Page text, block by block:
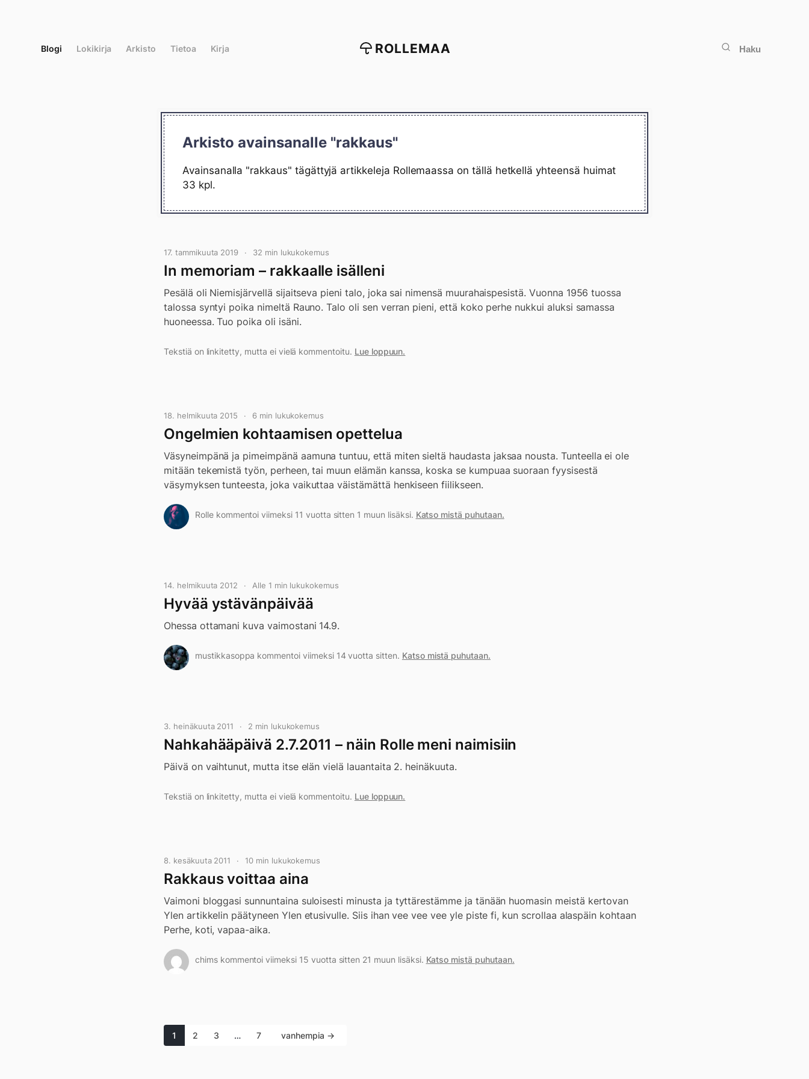
Blogi Lokikirja Arkisto Tietoa Kirja ROLLEMAA Haku
Arkisto avainsanalle "rakkaus"
Avainsanalla "rakkaus" tägättyjä artikkeleja Rollemaassa on tällä hetkellä yhteensä huimat
33 kpl.
17. tammikuuta 2019 32 min lukukokemus
In memoriam – rakkaalle isälleni
Pesälä oli Niemisjärvellä sijaitseva pieni talo, joka sai nimensä muurahaispesistä. Vuonna 1956 tuossa
talossa syntyi poika nimeltä Rauno. Talo oli sen verran pieni, että koko perhe nukkui aluksi samassa
huoneessa. Tuo poika oli isäni.
Tekstiä on linkitetty, mutta ei vielä kommentoitu. Lue loppuun.
18. helmikuuta 2015 6 min lukukokemus
Ongelmien kohtaamisen opettelua
Väsyneimpänä ja pimeimpänä aamuna tuntuu, että miten sieltä haudasta jaksaa nousta. Tunteella ei ole
mitään tekemistä työn, perheen, tai muun elämän kanssa, koska se kumpuaa suoraan fyysisestä
väsymyksen tunteesta, joka vaikuttaa väistämättä henkiseen fiilikseen.
Rolle kommentoi viimeksi 11 vuotta sitten 1 muun lisäksi. Katso mistä puhutaan.
14. helmikuuta 2012 Alle 1 min lukukokemus
Hyvää ystävänpäivää
Ohessa ottamani kuva vaimostani 14.9.
mustikkasoppa kommentoi viimeksi 14 vuotta sitten. Katso mistä puhutaan.
3. heinäkuuta 2011 2 min lukukokemus
Nahkahääpäivä 2.7.2011 – näin Rolle meni naimisiin
Päivä on vaihtunut, mutta itse elän vielä lauantaita 2. heinäkuuta.
Tekstiä on linkitetty, mutta ei vielä kommentoitu. Lue loppuun.
8. kesäkuuta 2011 10 min lukukokemus
Rakkaus voittaa aina
Vaimoni bloggasi sunnuntaina suloisesti minusta ja tyttärestämme ja tänään huomasin meistä kertovan
Ylen artikkelin päätyneen Ylen etusivulle. Siis ihan vee vee vee yle piste fi, kun scrollaa alaspäin kohtaan
Perhe, koti, vapaa-aika.
chims kommentoi viimeksi 15 vuotta sitten 21 muun lisäksi. Katso mistä puhutaan.
1 2 3 … 7 vanhempia →